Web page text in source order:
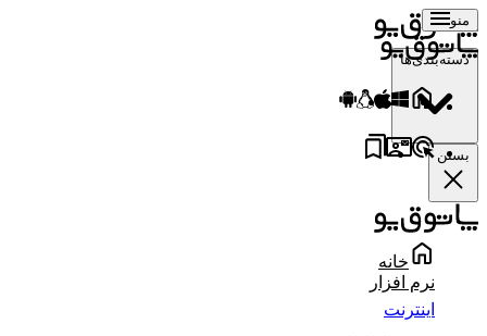
منو
دسته‌بندی‌ها
بستن
خانه
نرم افزار
اینترنت